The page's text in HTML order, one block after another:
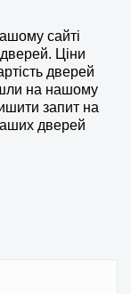
сайті
Ціни
дверей
на нашому
запит на
дверей